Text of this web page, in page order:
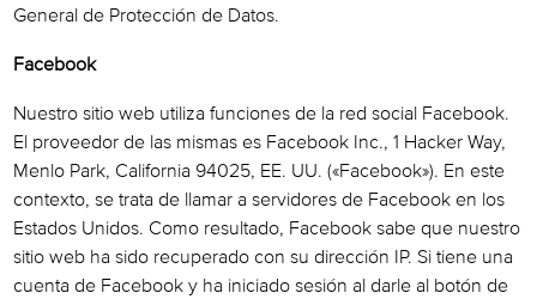
General de Protección de Datos.
Facebook
Nuestro sitio web utiliza funciones de la red social Facebook.
El proveedor de las mismas es Facebook Inc., 1 Hacker Way,
Menlo Park, California 94025, EE. UU. («Facebook»). En este
contexto, se trata de llamar a servidores de Facebook en los
Estados Unidos. Como resultado, Facebook sabe que nuestro
sitio web ha sido recuperado con su dirección IP. Si tiene una
cuenta de Facebook y ha iniciado sesión al darle al botón de